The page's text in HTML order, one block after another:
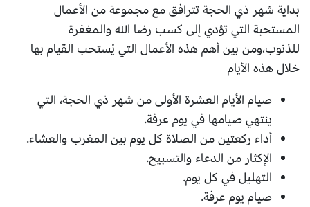
بداية شهر ذي الحجة تترافق مع مجموعة من الأعمال
المستحبة التي تؤدي إلى كسب رضا الله والمغفرة
للذنوب،ومن بين أهم هذه الأعمال التي يُستحب القيام بها
خلال هذه الأيام
صيام الأيام العشرة الأولى من شهر ذي الحجة، التي
ينتهي صيامها في يوم عرفة.
أداء ركعتين من الصلاة كل يوم بين المغرب والعشاء.
الإكثار من الدعاء والتسبيح.
التهليل في كل يوم.
صيام يوم عرفة.